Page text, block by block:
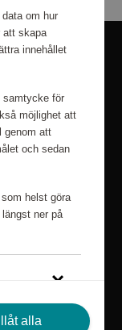
om hur
att skapa
innehållet
samtycke för
möjlighet att
genom att
och sedan
helst göra
ner på
alla